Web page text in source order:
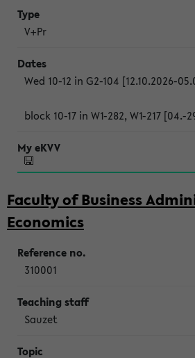
V+Pr
Wed 10-12 in G2-104 [12.10.2026-
block 10-17 in W1-282, W1-217 [04.-
Faculty of Business
Economics
310001
Sauzet